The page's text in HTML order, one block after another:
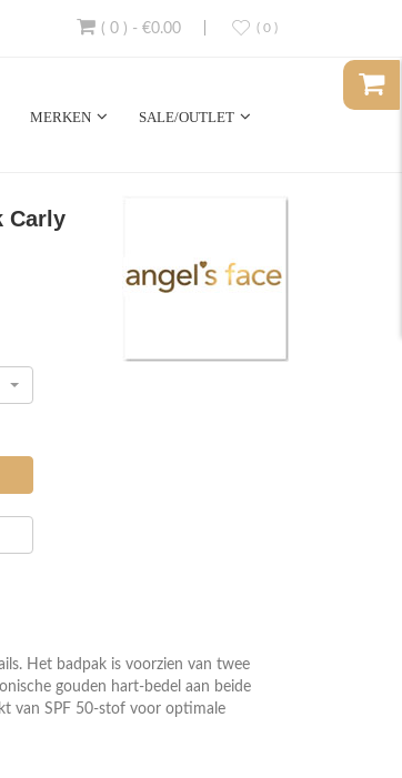
( 0 )
( 0 ) - €0.00
MERKEN SALE/OUTLET
Carly
Het badpak is voorzien van twee
gouden hart-bedel aan beide
van SPF 50-stof voor optimale